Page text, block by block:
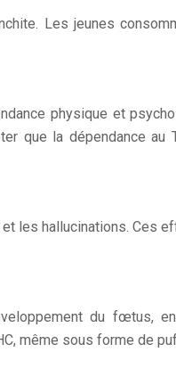
Les jeunes
physique et
que la dépendance au
les hallucinations. Ces
du fœtus,
même sous forme de